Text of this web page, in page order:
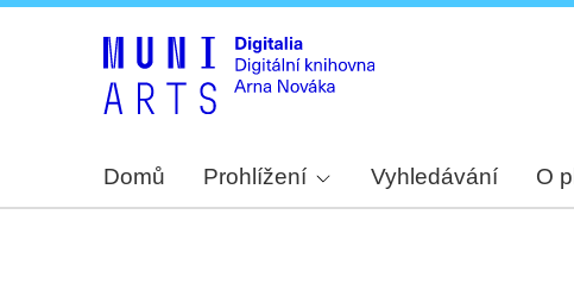
Domů Prohlížení Vyhledávání O